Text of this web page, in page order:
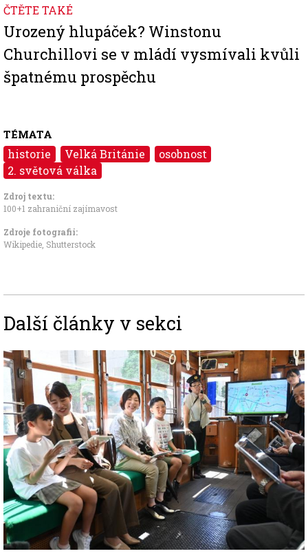
ČTĚTE TAKÉ
Urozený hlupáček? Winstonu
Churchillovi se v mládí vysmívali kvůli
špatnému prospěchu
TÉMATA
historie Velká Británie
osobnost
2. světová válka
Zdroj textu:
100+1 zahraniční zajímavost
Zdroje fotografii:
Wikipedie, Shutterstock
Další články v sekci
Image